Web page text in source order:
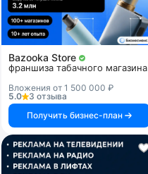
Bazooka Store
франшиза табачного магазина
Вложения от 1 500 000 ₽
5.0
3 отзыва
Получить бизнес-план